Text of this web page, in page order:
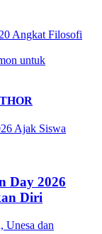
Angkat Filosofi
untuk
Day 2026
Diri